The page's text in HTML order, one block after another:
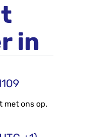
in
met ons op.